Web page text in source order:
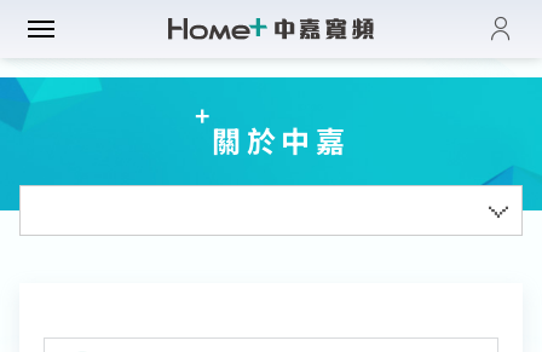
市
速翻倍
值服務
惠
方案
電子發票查詢
關於中嘉